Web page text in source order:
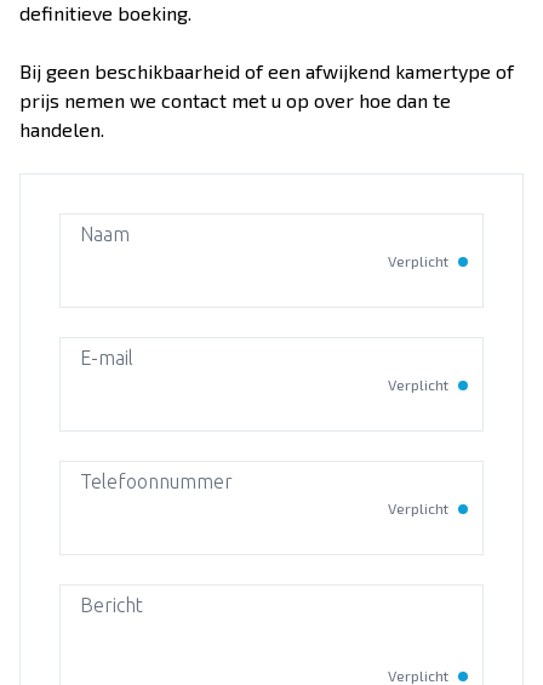
Wedstrijdleiders
Over Dekker-Bridge
definitieve boeking.
Bij geen beschikbaarheid of een afwijkend kamertype of
prijs nemen we contact met u op over hoe dan te
handelen.
Naam
Verplicht
E-mail
Verplicht
Telefoonnummer
Verplicht
Bericht
Verplicht